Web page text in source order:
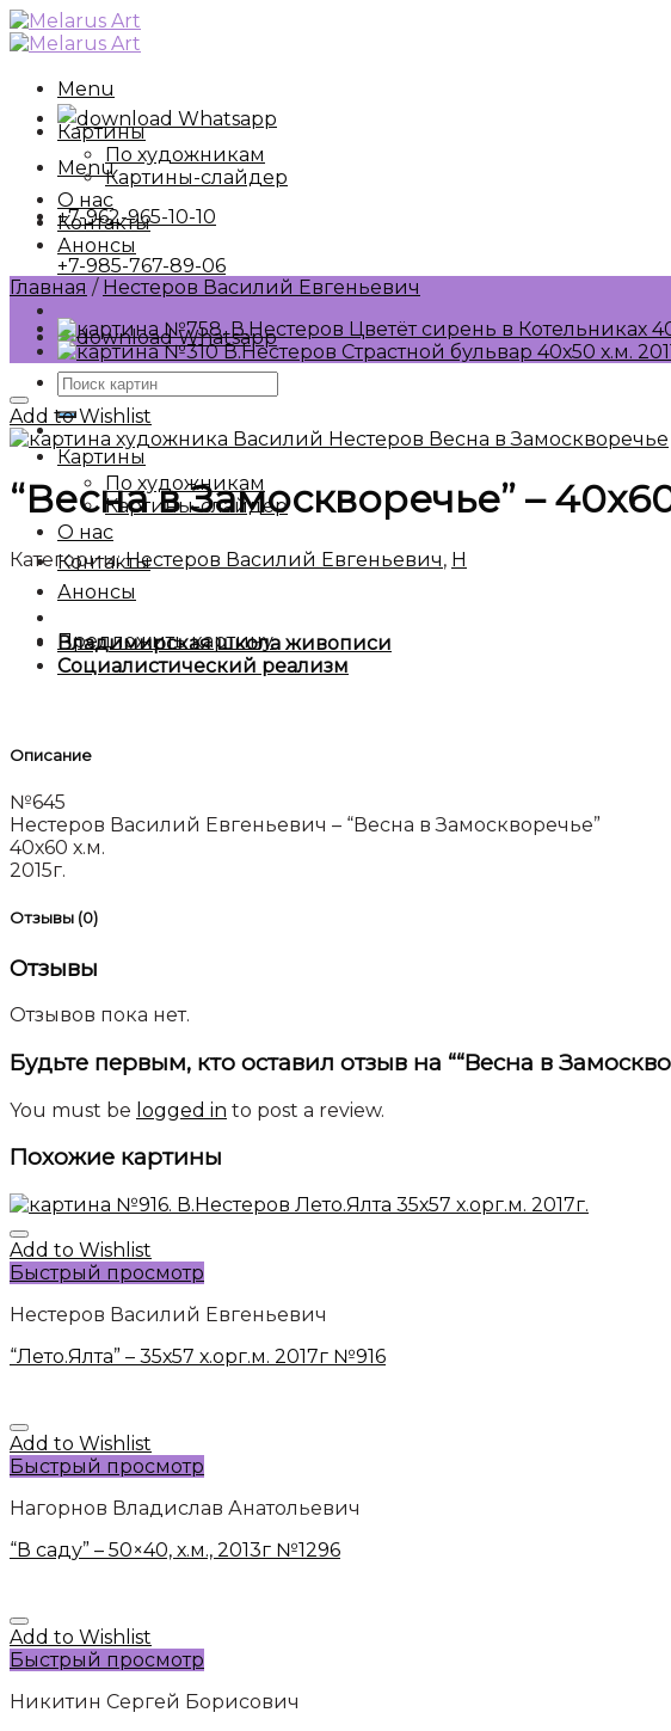
Skip
to
Menu
Whatsapp
Menu
+7-962-965-10-10
+7-985-767-89-06
Whatsapp
Искать:
Картины
По художникам
Картины-слайдер
О нас
Контакты
Анонсы
Предложить картину
Картины
По художникам
Картины-слайдер
О нас
Контакты
Анонсы
Главная / Нестеров Василий Евгеньевич
Add to Wishlist
“Весна в Замоскворечье” –
Категории:Нестеров Василий Евгеньевич, Н
Владимирская школа живописи
Социалистический реализм
Описание
№645
Нестеров Василий Евгеньевич – “Весна в Замоскворечье”
40х60 х.м.
2015г.
Отзывы (0)
Отзывы
Отзывов пока нет.
Будьте первым, кто оставил отзыв на ““Весна в
You must be logged in to post a review.
Похожие картины
Add to Wishlist
Быстрый просмотр
Нестеров Василий Евгеньевич
“Лето.Ялта” – 35х57 х.орг.м. 2017г №916
Add to Wishlist
Быстрый просмотр
Нагорнов Владислав Анатольевич
“В саду” – 50×40, х.м., 2013г №1296
Add to Wishlist
Быстрый просмотр
Никитин Сергей Борисович